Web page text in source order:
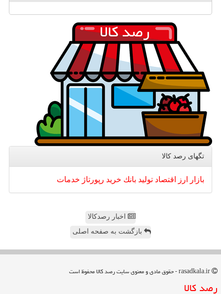
تگهای رصد كالا
بازار ارز اقتصاد تولید بانك خرید رپورتاژ خدمات
اخبار رصدکالا
بازگشت به صفحه اصلی
رصد كالا